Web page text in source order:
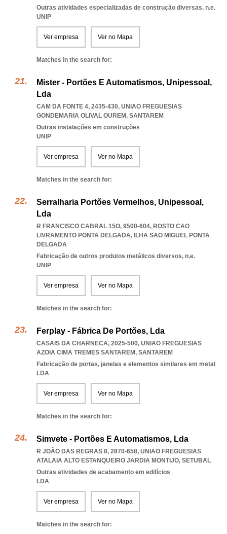
Outras atividades especializadas de construção diversas, n.e.
UNIP
Ver empresa Ver no Mapa
Matches in the search for:
Mister - Portões E Automatismos, Unipessoal,
Lda
CAM DA FONTE 4, 2435-430, UNIAO FREGUESIAS
GONDEMARIA OLIVAL OUREM, SANTAREM
Outras instalações em construções
UNIP
Ver empresa Ver no Mapa
Matches in the search for:
Serralharia Portões Vermelhos, Unipessoal,
Lda
R FRANCISCO CABRAL 15O, 9500-604, ROSTO CAO
LIVRAMENTO PONTA DELGADA, ILHA SAO MIGUEL PONTA
DELGADA
Fabricação de outros produtos metálicos diversos, n.e.
UNIP
Ver empresa Ver no Mapa
Matches in the search for:
Ferplay - Fábrica De Portões, Lda
CASAIS DA CHARNECA, 2025-500, UNIAO FREGUESIAS
AZOIA CIMA TREMES SANTAREM, SANTAREM
Fabricação de portas, janelas e elementos similares em metal
LDA
Ver empresa Ver no Mapa
Matches in the search for:
Simvete - Portões E Automatismos, Lda
R JOÃO DAS REGRAS 8, 2870-658, UNIAO FREGUESIAS
ATALAIA ALTO ESTANQUEIRO JARDIA MONTIJO, SETUBAL
Outras atividades de acabamento em edifícios
LDA
Ver empresa Ver no Mapa
Matches in the search for: